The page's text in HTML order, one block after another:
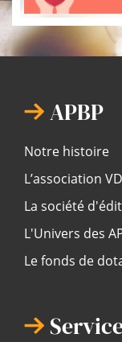
APBP
Notre histoire
L’association
La société
L'Univers des
Le fonds de